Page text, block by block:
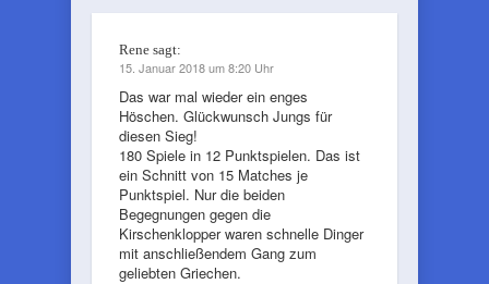
Rene sagt:
15. Januar 2018 um 8:20 Uhr
Das war mal wieder ein enges
Höschen. Glückwunsch Jungs für
diesen Sieg!
180 Spiele in 12 Punktspielen. Das ist
ein Schnitt von 15 Matches je
Punktspiel. Nur die beiden
Begegnungen gegen die
Kirschenklopper waren schnelle Dinger
mit anschließendem Gang zum
geliebten Griechen.